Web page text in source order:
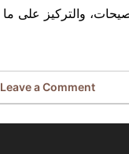
والتركيز على
Leave a Comment